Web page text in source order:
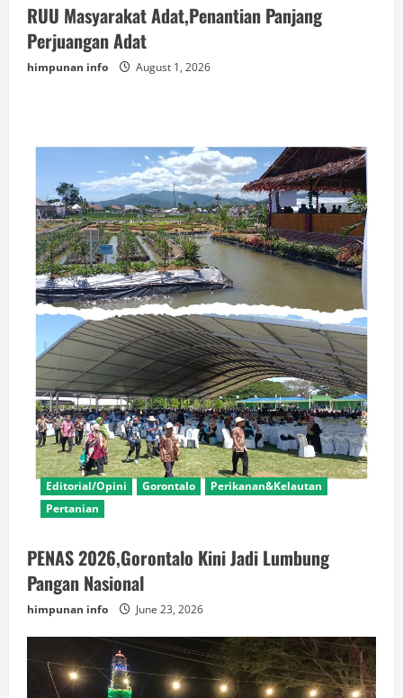
RUU Masyarakat Adat,Penantian Panjang
Perjuangan Adat
himpunan info August 1, 2026
Editorial/Opini Gorontalo
Perikanan&Kelautan
Pertanian
PENAS 2026,Gorontalo Kini Jadi Lumbung
Pangan Nasional
himpunan info June 23, 2026